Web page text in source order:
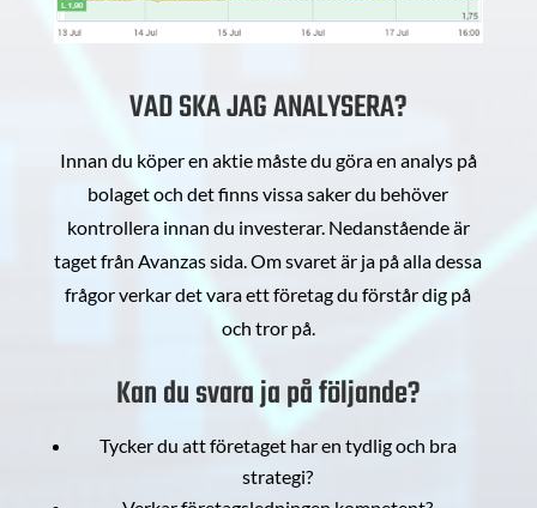
VAD SKA JAG ANALYSERA?
Innan du köper en aktie måste du göra en analys på
bolaget och det finns vissa saker du behöver
kontrollera innan du investerar. Nedanstående är
taget från Avanzas sida. Om svaret är ja på alla dessa
frågor verkar det vara ett företag du förstår dig på
och tror på.
Kan du svara ja på följande?
Tycker du att företaget har en tydlig och bra
strategi?